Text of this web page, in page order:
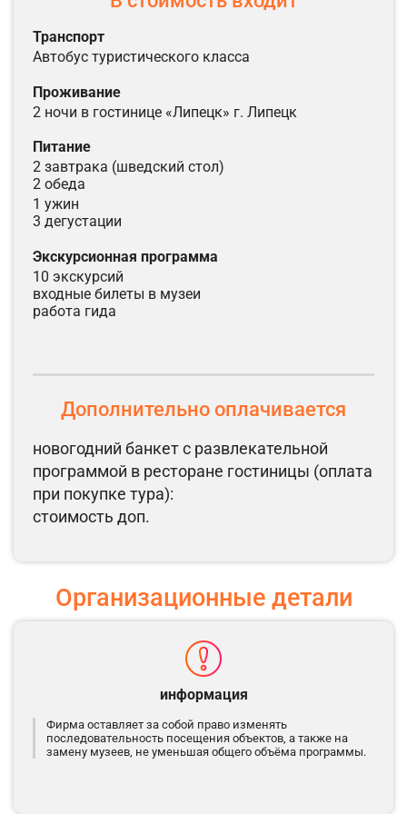
транспорт
автобус туристического класса
проживание
2 ночи в гостинице «Липецк» г. Липецк
питание
2 завтрака (шведский стол)
2 обеда
1 ужин
3 дегустации
экскурсионная программа
10 экскурсий
входные билеты в музеи
работа гида
Дополнительно оплачивается
новогодний банкет с развлекательной
программой в ресторане гостиницы (оплата
при покупке тура):
стоимость доп.
Организационные детали
информация
Фирма оставляет за собой право изменять
последовательность посещения объектов, а также на
замену музеев, не уменьшая общего объёма программы.